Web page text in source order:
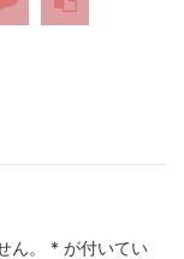
。 * が付いてい